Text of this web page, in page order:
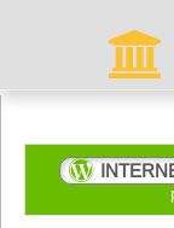
Connexion